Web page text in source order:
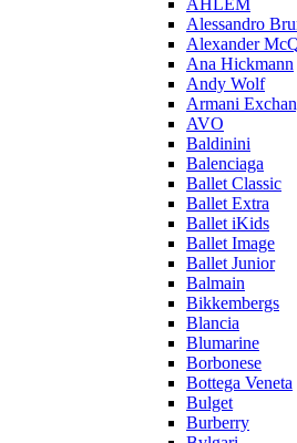
AHLEM
Alessandro
Alexander
Ana Hickmann
Andy Wolf
Armani
AVO
Baldinini
Balenciaga
Ballet Classic
Ballet Extra
Ballet iKids
Ballet Image
Ballet Junior
Balmain
Bikkembergs
Blancia
Blumarine
Borbonese
Bottega Veneta
Bulget
Burberry